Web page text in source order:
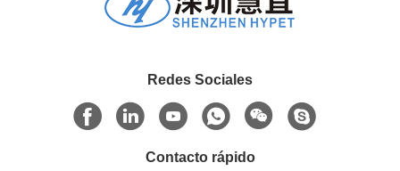
Redes Sociales
Contacto rápido